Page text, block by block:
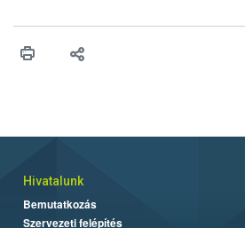
vonni az ebek viselkedésének
Hivatalunk
Bemutatkozás
Szervezeti felépítés